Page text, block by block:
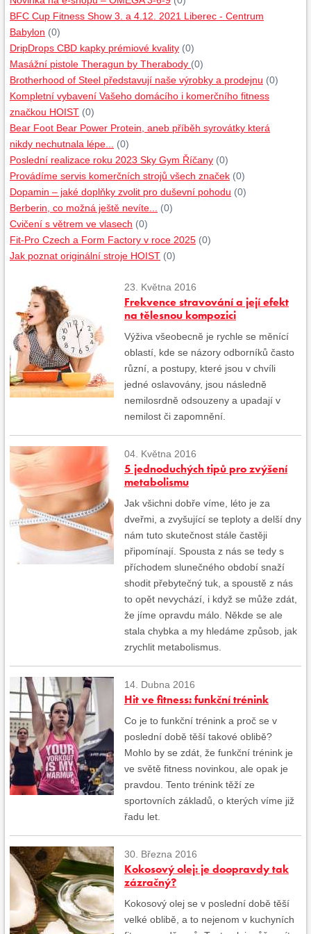
BFC Cup Fitness Show 3. a 4.12. 2021 Liberec - Centrum
Babylon (0)
DripDrops CBD kapky prémiové kvality (0)
Masážní pistole Theragun by Therabody (0)
Brotherhood of Steel představují naše výrobky a prodejnu (0)
Kompletní vybavení Vašeho domácího i komerčního fitness
značkou HOIST (0)
Bear Foot Bear Power Protein, aneb příběh syrovátky která
nikdy nechutnala lépe...
(0)
Poslední realizace roku 2023 Sky Gym Říčany (0)
Provádíme servis komerčních strojů všech značek (0)
Dopamin – jaké doplňky zvolit pro duševní pohodu (0)
Berberin, co možná ještě nevíte...
(0)
Cvičení s větrem ve vlasech (0)
Fit-Pro Czech a Form Factory v roce 2025 (0)
Jak poznat originální stroje HOIST (0)
23. Května 2016
Frekvence stravování a její efekt
na tělesnou kompozici
Výživa všeobecně je rychle se měnící
oblastí, kde se názory odborníků často
různí, a postupy, které jsou v chvíli
jedné oslavovány, jsou následně
nemilosrdně odsouzeny a upadají v
nemilost či zapomnění.
04. Května 2016
5 jednoduchých tipů pro zvýšení
metabolismu
Jak všichni dobře víme, léto je za
dveřmi, a zvyšující se teploty a delší dny
nám tuto skutečnost stále častěji
připomínají. Spousta z nás se tedy s
příchodem slunečného období snaží
shodit přebytečný tuk, a spoustě z nás
to opět nevychází, i když se může zdát,
že jíme opravdu málo. Někde se ale
stala chybka a my hledáme způsob, jak
zrychlit metabolismus.
14. Dubna 2016
Hit ve fitness: funkční trénink
Co je to funkční trénink a proč se v
poslední době těší takové oblibě?
Mohlo by se zdát, že funkční trénink je
ve světě fitness novinkou, ale opak je
pravdou. Tento trénink těží ze
sportovních základů, o kterých víme již
řadu let.
30. Března 2016
Kokosový olej: je doopravdy tak
zázračný?
Kokosový olej se v poslední době těší
velké oblibě, a to nejenom v kuchyních